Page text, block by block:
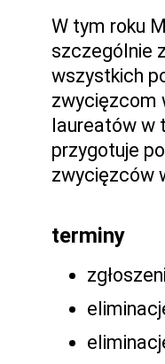
W tym roku
szczególnie
wszystkich
zwycięzcom
laureatów w
przygotuje
zwycięzców
terminy